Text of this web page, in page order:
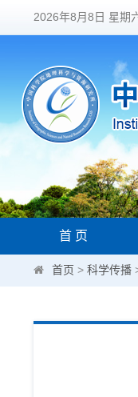
2026年8月8日 星期
首 页
首页 > 科学传播